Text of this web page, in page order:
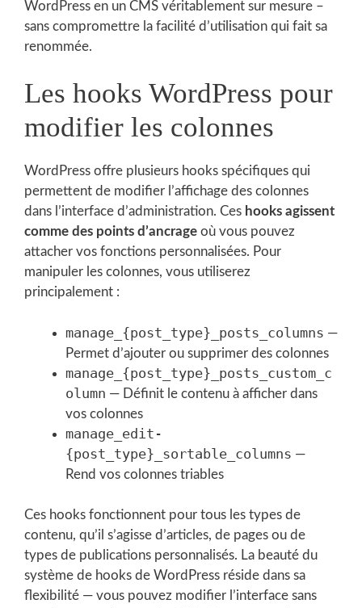
WordPress en un CMS véritablement sur mesure –
sans compromettre la facilité d’utilisation qui fait sa
renommée.
Les hooks WordPress pour
modifier les colonnes
WordPress offre plusieurs hooks spécifiques qui
permettent de modifier l’affichage des colonnes
dans l’interface d’administration. Ces hooks agissent
comme des points d’ancrage où vous pouvez
attacher vos fonctions personnalisées. Pour
manipuler les colonnes, vous utiliserez
principalement :
manage_{post_type}_posts_columns —
Permet d’ajouter ou supprimer des colonnes
manage_{post_type}_posts_custom_c
olumn — Définit le contenu à afficher dans
vos colonnes
manage_edit-
{post_type}_sortable_columns —
Rend vos colonnes triables
Ces hooks fonctionnent pour tous les types de
contenu, qu’il s’agisse d’articles, de pages ou de
types de publications personnalisés. La beauté du
système de hooks de WordPress réside dans sa
flexibilité — vous pouvez modifier l’interface sans